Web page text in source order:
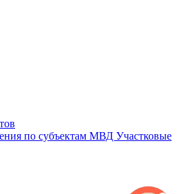
по субъектам МВД Участковые